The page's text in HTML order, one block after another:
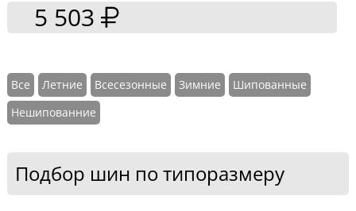
5 503
Все Летние Всесезонные Зимние
Шипованные
Нешипованние
Подбор шин по типоразмеру